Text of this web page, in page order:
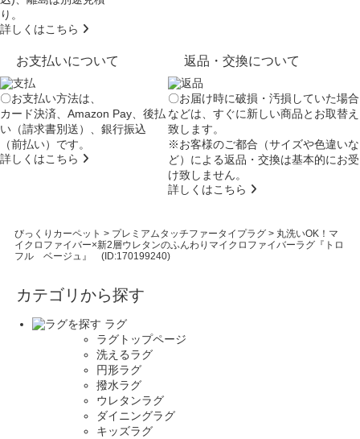
り。
詳しくはこちら
お支払いについて
〇お支払い方法は、
カード決済、Amazon Pay、後払
い（請求書別送）、銀行振込
（前払い）です。
詳しくはこちら
返品・交換について
〇お届け時に破損・汚損していた場合
などは、すぐに新しい商品とお取替え
致します。
※お客様のご都合（サイズや色違いな
ど）による返品・交換は基本的にお受
け致しません。
詳しくはこちら
びっくりカーペット > プレミアムタッチファータイプラグ> 丸洗いOK！マ
イクロファイバー×新2層ウレタンのふんわりマイクロファイバーラグ『トロ
フル ベージュ』 (ID:170199240)
カテゴリから探す
ラグ
ラグトップページ
洗えるラグ
円形ラグ
撥水ラグ
ウレタンラグ
ダイニングラグ
キッズラグ